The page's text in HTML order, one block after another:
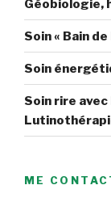
Géobiologie,
Soin « Bain
Soin
Soin rire
ME